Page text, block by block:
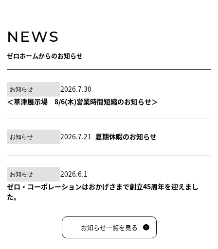
NEWS
ゼロホームからのお知らせ
お知らせ
2026.7.30
＜草津展示場 8/6(木)営業時間短縮のお知らせ＞
お知らせ 2026.7.21 夏期休暇のお知らせ
お知らせ
2026.6.1
ゼロ・コーポレーションはおかげさまで創立45周年を迎えまし
た。
お知らせ一覧を見る